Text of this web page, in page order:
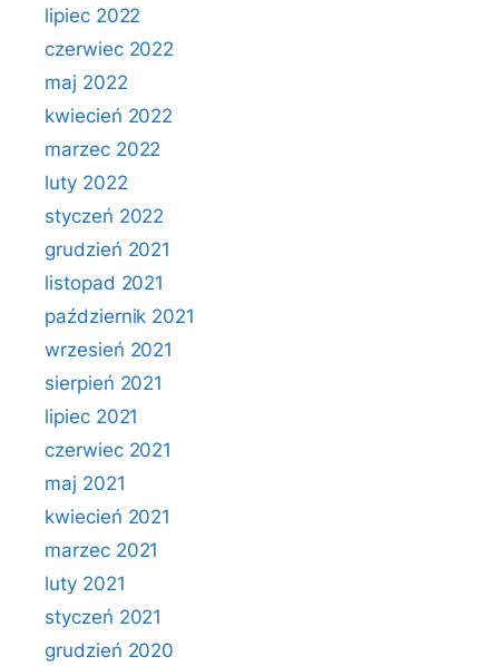
lipiec 2022
czerwiec 2022
maj 2022
kwiecień 2022
marzec 2022
luty 2022
styczeń 2022
grudzień 2021
listopad 2021
październik 2021
wrzesień 2021
sierpień 2021
lipiec 2021
czerwiec 2021
maj 2021
kwiecień 2021
marzec 2021
luty 2021
styczeń 2021
grudzień 2020